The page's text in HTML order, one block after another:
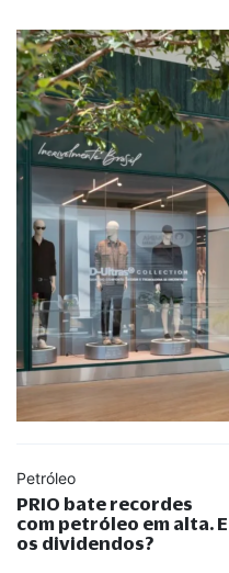
Petróleo
PRIO bate recordes
com petróleo em alta. E
os dividendos?